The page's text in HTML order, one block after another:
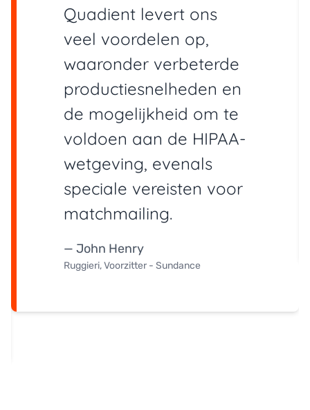
Quadient levert ons
veel voordelen op,
waaronder verbeterde
productiesnelheden en
de mogelijkheid om te
voldoen aan de HIPAA-
wetgeving, evenals
speciale vereisten voor
matchmailing.
— John Henry
Ruggieri, Voorzitter - Sundance